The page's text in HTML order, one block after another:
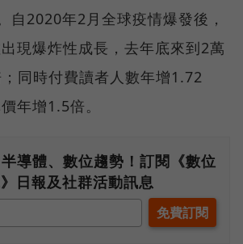
自2020年2月全球疫情爆發後，
現爆炸性成長，去年底來到2萬
同時付費讀者人數年增1.72
年增1.5倍。
導體、數位趨勢！訂閱《數位
日報及社群活動訊息